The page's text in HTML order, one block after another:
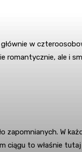
w
ale i
zapomnianych. W
ciągu to właśnie